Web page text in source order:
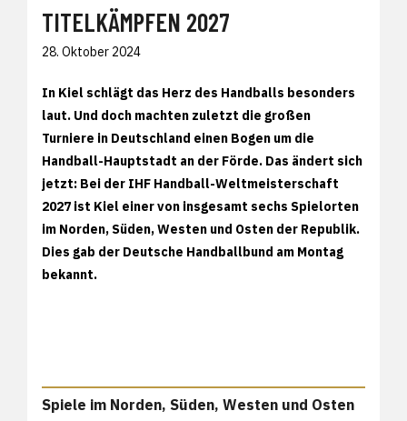
TITELKÄMPFEN 2027
28. Oktober 2024
In Kiel schlägt das Herz des Handballs besonders
laut. Und doch machten zuletzt die großen
Turniere in Deutschland einen Bogen um die
Handball-Hauptstadt an der Förde. Das ändert sich
jetzt: Bei der IHF Handball-Weltmeisterschaft
2027 ist Kiel einer von insgesamt sechs Spielorten
im Norden, Süden, Westen und Osten der Republik.
Dies gab der Deutsche Handballbund am Montag
bekannt.
Spiele im Norden, Süden, Westen und Osten